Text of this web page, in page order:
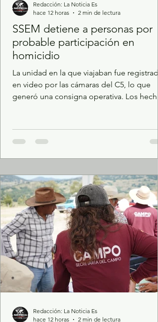
SSEM detiene a personas por
probable participación en
homicidio
La unidad en la que viajaban fue registrada
en video por las cámaras del C5, lo que
generó una consigna operativa. Los
gabinete y campo por parte de elementos
de la Secretaría de Seguridad del Estado
probables responsables de un hecho con
apariencia de homicidio, ocurrido el 10 de
julio del presente año en Tultepec
Redacción: La Noticia Es
hace 12 horas
2 min de lectura
Redacción: La Noticia Es
hace 12 horas
2 min de lectura